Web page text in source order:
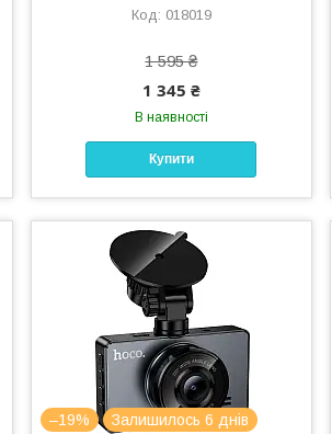
018019
1 595 ₴
1 345 ₴
В наявності
Купити
–19% Залишилось 6 днів